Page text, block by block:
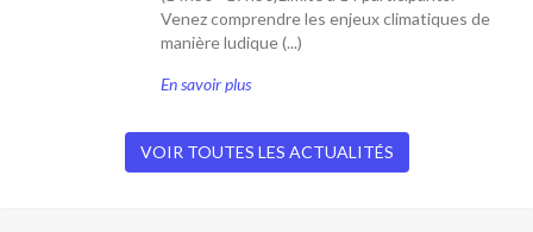
Venez comprendre les enjeux climatiques de
manière ludique (...)
En savoir plus
VOIR TOUTES LES ACTUALITÉS